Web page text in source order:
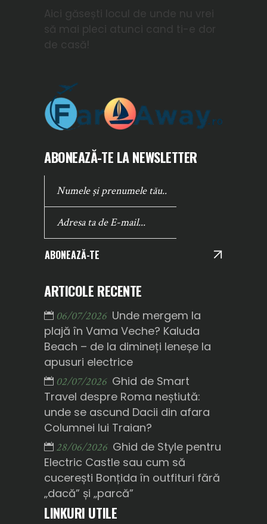
Aici găsești locul de unde nu vrei
să mai pleci atunci cand ti-e dor
de casă!
ABONEAZĂ-TE LA NEWSLETTER
ABONEAZĂ-TE
ARTICOLE RECENTE
06/07/2026 Unde mergem la
plajă în Vama Veche? Kaluda
Beach – de la dimineți leneșe la
apusuri electrice
02/07/2026 Ghid de Smart
Travel despre Roma neștiută:
unde se ascund Dacii din afara
Columnei lui Traian?
28/06/2026 Ghid de Style pentru
Electric Castle sau cum să
cucerești Bonțida în outfituri fără
„dacă” și „parcă”
LINKURI UTILE